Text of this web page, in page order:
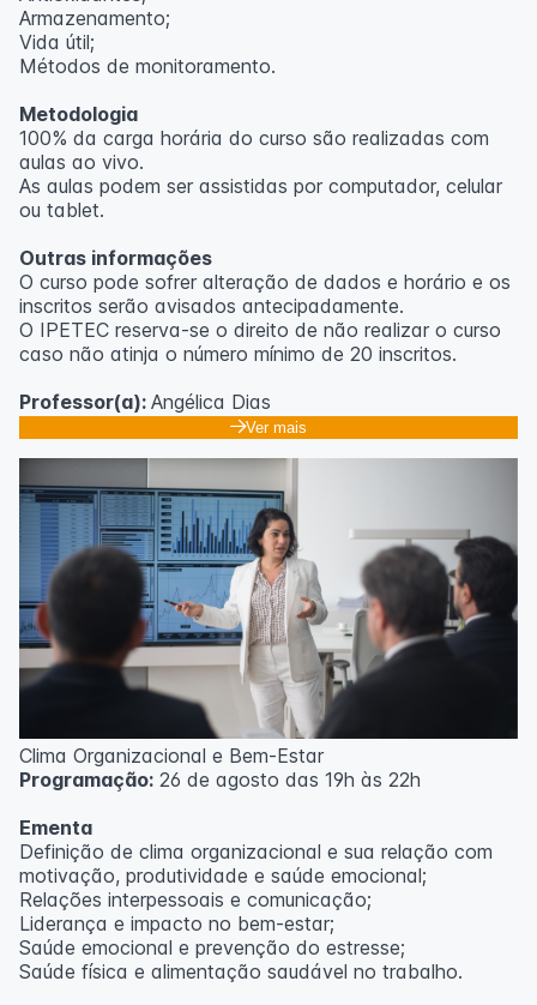
Armazenamento;
Vida útil;
Métodos de monitoramento.
Metodologia
100% da carga horária do curso são realizadas com
aulas ao vivo.
As aulas podem ser assistidas por computador, celular
ou tablet.
Outras informações
O curso pode sofrer alteração de dados e horário e os
inscritos serão avisados ​​antecipadamente.
O IPETEC reserva-se o direito de não realizar o curso
caso não atinja o número mínimo de 20 inscritos.
Professor(a): Angélica Dias
Ver mais
Clima Organizacional e Bem-Estar
Programação: 26 de agosto das 19h às 22h
Ementa
Definição de clima organizacional e sua relação com
motivação, produtividade e saúde emocional;
Relações interpessoais e comunicação;
Liderança e impacto no bem-estar;
Saúde emocional e prevenção do estresse;
Saúde física e alimentação saudável no trabalho.